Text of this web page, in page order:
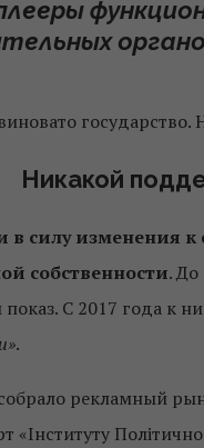
государство.
Никакой
в силу изменения
собственности. До
показ. С 2017 года к
.
рекламный
«Інституту